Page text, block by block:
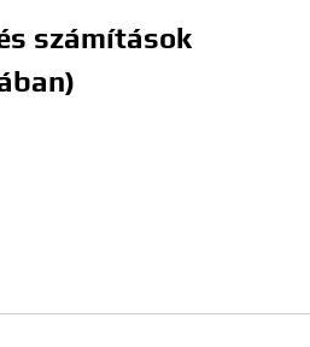
számítások